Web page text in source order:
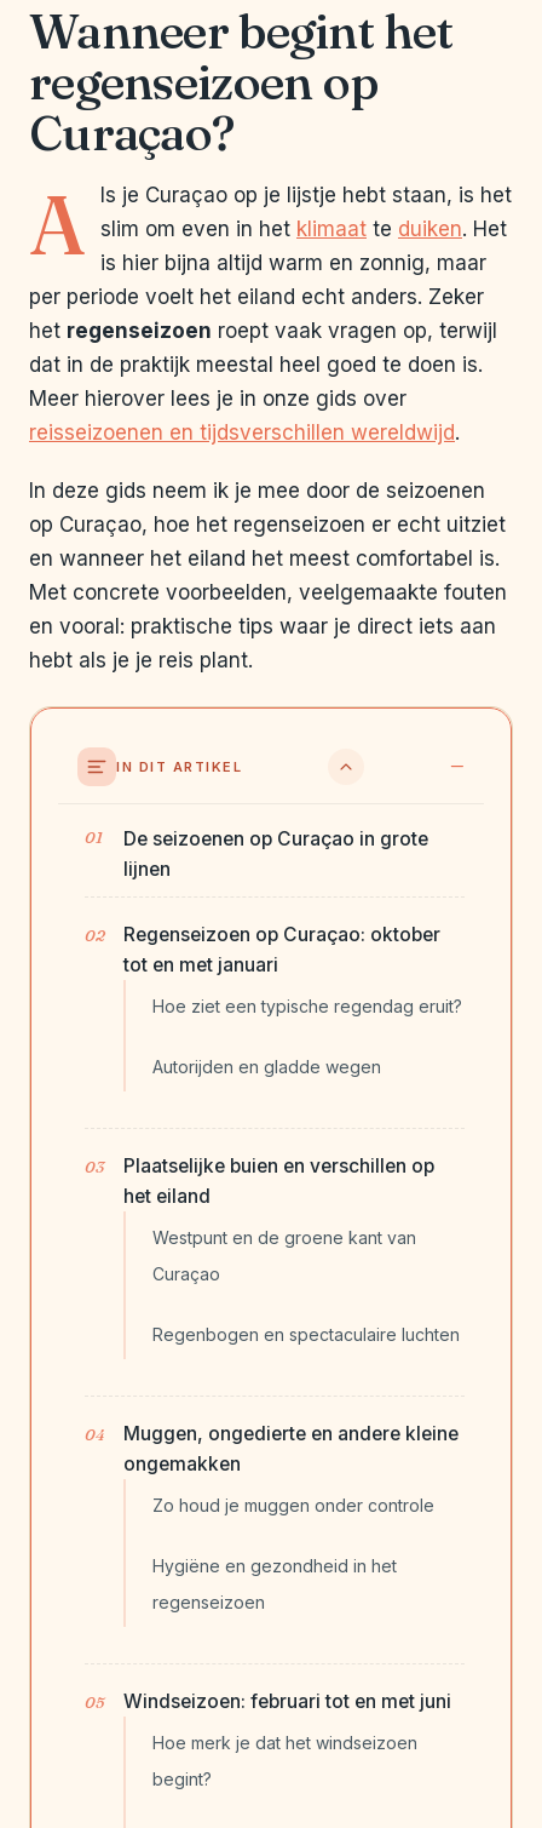
Wanneer begint het
regenseizoen op
Curaçao?
A
ls je Curaçao op je lijstje hebt staan, is het
slim om even in het klimaat te duiken. Het
is hier bijna altijd warm en zonnig, maar
per periode voelt het eiland echt anders. Zeker
het regenseizoen roept vaak vragen op, terwijl
dat in de praktijk meestal heel goed te doen is.
Meer hierover lees je in onze gids over
reisseizoenen en tijdsverschillen wereldwijd.
In deze gids neem ik je mee door de seizoenen
op Curaçao, hoe het regenseizoen er echt uitziet
en wanneer het eiland het meest comfortabel is.
Met concrete voorbeelden, veelgemaakte fouten
en vooral: praktische tips waar je direct iets aan
hebt als je je reis plant.
IN DIT ARTIKEL
De seizoenen op Curaçao in grote
lijnen
Regenseizoen op Curaçao: oktober
tot en met januari
Hoe ziet een typische regendag eruit?
Autorijden en gladde wegen
Plaatselijke buien en verschillen op
het eiland
Westpunt en de groene kant van
Curaçao
Regenbogen en spectaculaire luchten
Muggen, ongedierte en andere kleine
ongemakken
Zo houd je muggen onder controle
Hygiëne en gezondheid in het
regenseizoen
Windseizoen: februari tot en met juni
Hoe merk je dat het windseizoen
begint?